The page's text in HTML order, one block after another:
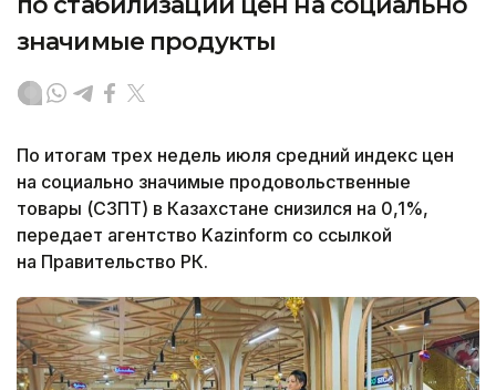
значимые продукты
По итогам трех недель июля средний индекс цен
на социально значимые продовольственные
товары (СЗПТ) в Казахстане снизился на 0,1%,
передает агентство Kazinform со ссылкой
на Правительство РК.